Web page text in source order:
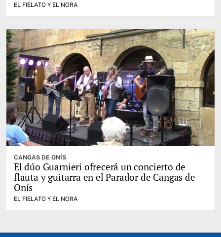
EL FIELATO Y EL NORA
CANGAS DE ONÍS
El dúo Guarnieri ofrecerá un concierto de
flauta y guitarra en el Parador de Cangas de
Onís
EL FIELATO Y EL NORA